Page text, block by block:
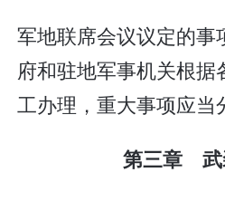
军地联席会议议定的事
府和驻地军事机关根据
工办理，重大事项应当
第三章 武